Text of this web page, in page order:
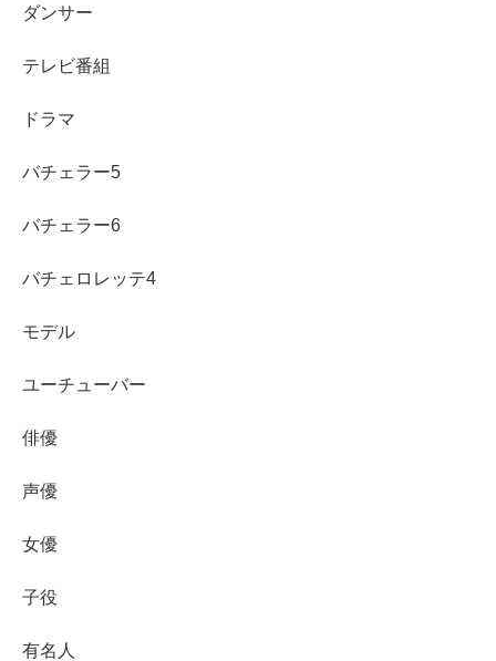
浜”とあるものもあるので、
ーあにーさんの生水着姿が拝めるかもしれませんね～！
ダンサー
テレビ番組
ドラマ
バチェラー5
バチェラー6
バチェロレッテ4
モデル
ユーチューバー
俳優
声優
女優
子役
有名人